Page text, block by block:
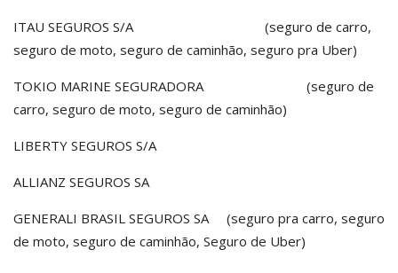
ITAU SEGUROS S/A (seguro de carro,
seguro de moto, seguro de caminhão, seguro pra Uber)
TOKIO MARINE SEGURADORA (seguro de
carro, seguro de moto, seguro de caminhão)
LIBERTY SEGUROS S/A
ALLIANZ SEGUROS SA
GENERALI BRASIL SEGUROS SA (seguro pra carro, seguro
de moto, seguro de caminhão, Seguro de Uber)